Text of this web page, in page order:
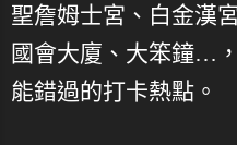
聖詹姆士宮、白金漢
國會大廈、大笨鐘…
能錯過的打卡熱點。